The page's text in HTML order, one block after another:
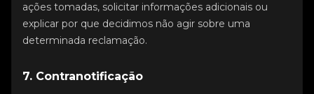
ações tomadas, solicitar informações adicionais ou
explicar por que decidimos não agir sobre uma
determinada reclamação.
7. Contranotificação